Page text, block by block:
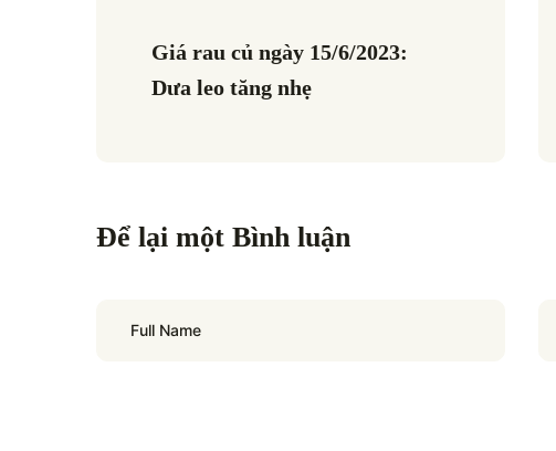
Giá rau củ ngày 15/6/2023:
Dưa leo tăng nhẹ
Để lại một Bình luận